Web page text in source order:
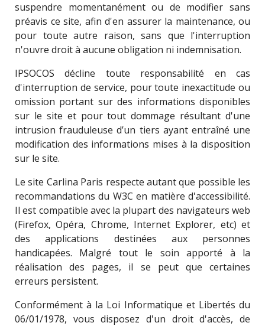
suspendre momentanément ou de modifier sans
préavis ce site, afin d'en assurer la maintenance, ou
pour toute autre raison, sans que l'interruption
n'ouvre droit à aucune obligation ni indemnisation.
IPSOCOS décline toute responsabilité en cas
d'interruption de service, pour toute inexactitude ou
omission portant sur des informations disponibles
sur le site et pour tout dommage résultant d'une
intrusion frauduleuse d’un tiers ayant entraîné une
modification des informations mises à la disposition
sur le site.
Le site Carlina Paris respecte autant que possible les
recommandations du W3C en matière d'accessibilité.
Il est compatible avec la plupart des navigateurs web
(Firefox, Opéra, Chrome, Internet Explorer, etc) et
des applications destinées aux personnes
handicapées. Malgré tout le soin apporté à la
réalisation des pages, il se peut que certaines
erreurs persistent.
Conformément à la Loi Informatique et Libertés du
06/01/1978, vous disposez d'un droit d'accès, de